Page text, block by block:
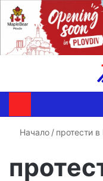
Начало / протести